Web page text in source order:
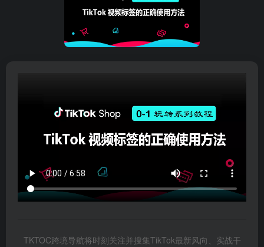
TKTOC跨境导航将时刻关注并搜集TikTok最新风向、实战干